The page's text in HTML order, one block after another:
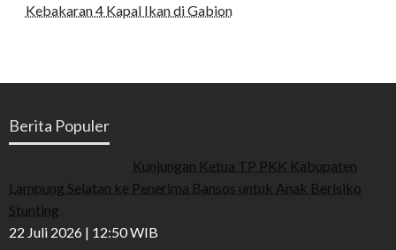
Kebakaran 4 Kapal Ikan di Gabion
Berita Populer
Kunjungan Ketua TP PKK Kabupaten
Lampung Selatan ke Penerima Bansos untuk Anak Berisiko
Stunting
22 Juli 2026 | 12:50 WIB